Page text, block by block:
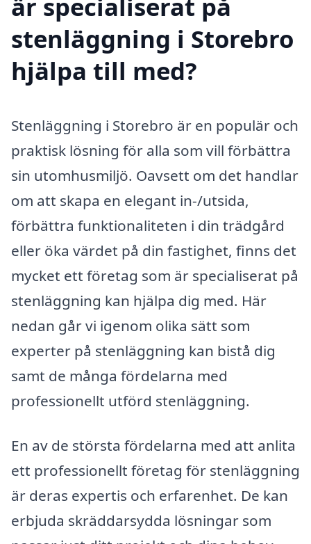
är specialiserat på
stenläggning i Storebro
hjälpa till med?
Stenläggning i Storebro är en populär och
praktisk lösning för alla som vill förbättra
sin utomhusmiljö. Oavsett om det handlar
om att skapa en elegant in-/utsida,
förbättra funktionaliteten i din trädgård
eller öka värdet på din fastighet, finns det
mycket ett företag som är specialiserat på
stenläggning kan hjälpa dig med. Här
nedan går vi igenom olika sätt som
experter på stenläggning kan bistå dig
samt de många fördelarna med
professionellt utförd stenläggning.
En av de största fördelarna med att anlita
ett professionellt företag för stenläggning
är deras expertis och erfarenhet. De kan
erbjuda skräddarsydda lösningar som